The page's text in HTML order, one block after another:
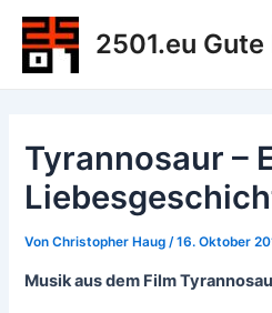
Zum
Inhalt
springen
2501.eu Gute
Tyrannosaur –
VonChristopher Haug/16. Oktober
Musik aus dem Film